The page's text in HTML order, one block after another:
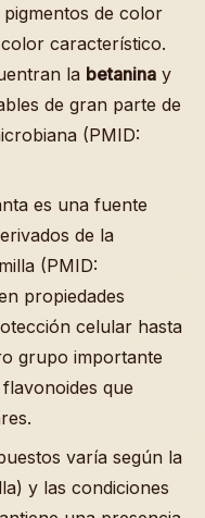
pigmentos de color
característico.
la betanina y
de gran parte de
(PMID:
es una fuente
de la
(PMID:
propiedades
celular hasta
grupo importante
que
varía según la
y las condiciones